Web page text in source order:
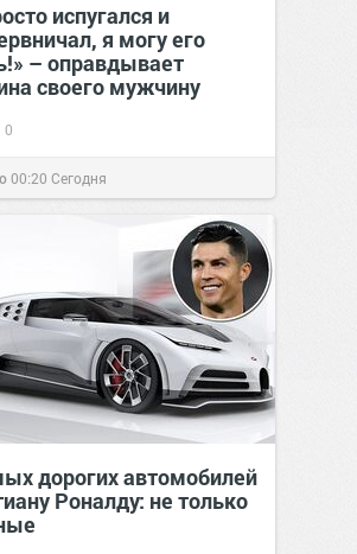
испугался и
я могу его
– оправдывает
своего мужчину
0
00:20 Сегодня
дорогих автомобилей
Роналду: не только